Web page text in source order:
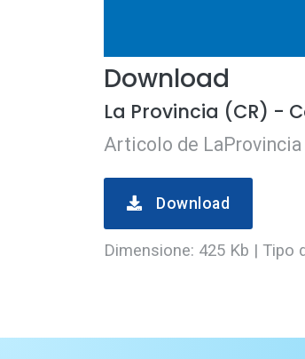
Download
La Provincia (CR) -
Articolo de
Download
Dimensione: 425 Kb | Tipo